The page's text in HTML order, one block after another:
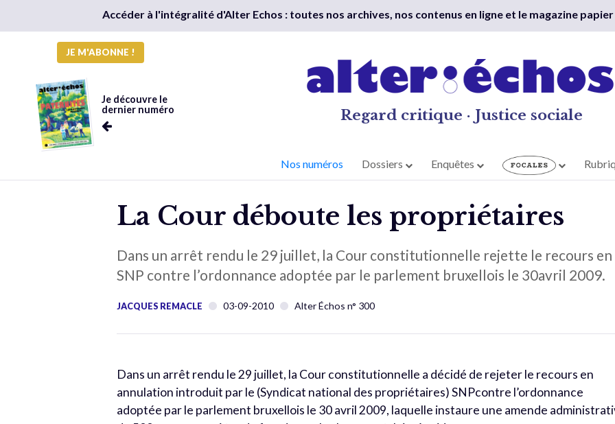
Accéder à l'intégralité d'Alter Echos : toutes nos archives, nos contenus en ligne et le magazine papier
JE M'ABONNE !
Je découvre le
dernier numéro
Regard critique · Justice sociale
Nos numéros Dossiers Enquêtes
La Cour déboute les propriétaires
Dans un arrêt rendu le 29 juillet, la Cour constitutionnelle rejette le recours
SNP contre l’ordonnance adoptée par le parlement bruxellois le 30avril 2009.
JACQUES REMACLE 03-09-2010 Alter Échos n° 300
Dans un arrêt rendu le 29 juillet, la Cour constitutionnelle a décidé de rejeter le recours en
annulation introduit par le (Syndicat national des propriétaires) SNPcontre l’ordonnance
adoptée par le parlement bruxellois le 30 avril 2009, laquelle instaure une amende